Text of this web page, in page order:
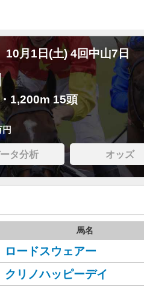
10月1日(土) 4回中山7日
1,200m 15頭
タ分析 オッズ
馬名
ロードスウェアー
クリノハッピーデイ